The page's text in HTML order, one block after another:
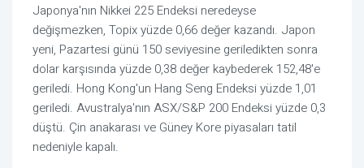
Japonya'nın Nikkei 225 Endeksi neredeyse
değişmezken, Topix yüzde 0,66 değer kazandı. Japon
yeni, Pazartesi günü 150 seviyesine geriledikten sonra
dolar karşısında yüzde 0,38 değer kaybederek 152,48'e
geriledi. Hong Kong'un Hang Seng Endeksi yüzde 1,01
geriledi. Avustralya'nın ASX/S&P 200 Endeksi yüzde 0,3
düştü. Çin anakarası ve Güney Kore piyasaları tatil
nedeniyle kapalı.